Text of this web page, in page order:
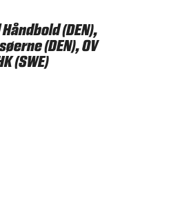
(DEN),
(DEN), OV
(SWE)